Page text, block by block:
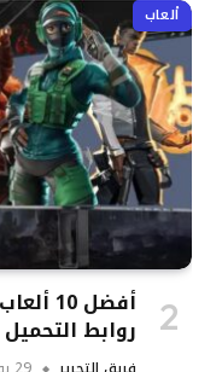
ألعاب
أفضل
روابط